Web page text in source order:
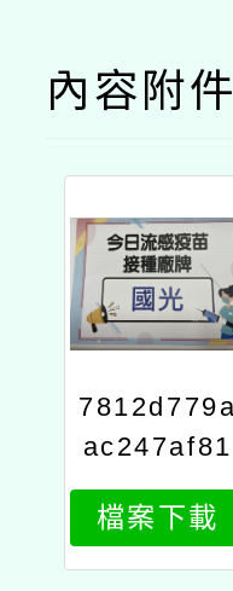
內容附
ac247af81
8c1c0af57
e0ffa
檔案下載